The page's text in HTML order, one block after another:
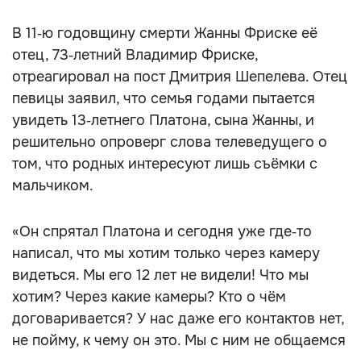
В 11‑ю годовщину смерти Жанны Фриске её
отец, 73‑летний Владимир Фриске,
отреагировал на пост Дмитрия Шепелева. Отец
певицы заявил, что семья годами пытается
увидеть 13‑летнего Платона, сына Жанны, и
решительно опроверг слова телеведущего о
том, что родных интересуют лишь съёмки с
мальчиком.
«Он спрятал Платона и сегодня уже где‑то
написал, что мы хотим только через камеру
видеться. Мы его 12 лет не видели! Что мы
хотим? Через какие камеры? Кто о чём
договаривается? У нас даже его контактов нет,
не пойму, к чему он это. Мы с ним не общаемся